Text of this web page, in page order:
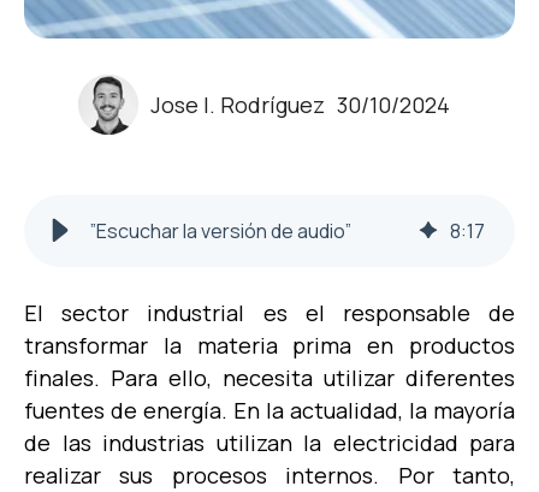
Jose I. Rodríguez 30/10/2024
”Escuchar la versión de audio” 8:17
El sector industrial es el responsable de
transformar la materia prima en productos
finales. Para ello, necesita utilizar diferentes
fuentes de energía. En la actualidad, la mayoría
de las industrias utilizan la electricidad para
realizar sus procesos internos. Por tanto,